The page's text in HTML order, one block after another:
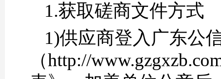
1.获取磋商文件方式
1)供应商登入广东公
（http://